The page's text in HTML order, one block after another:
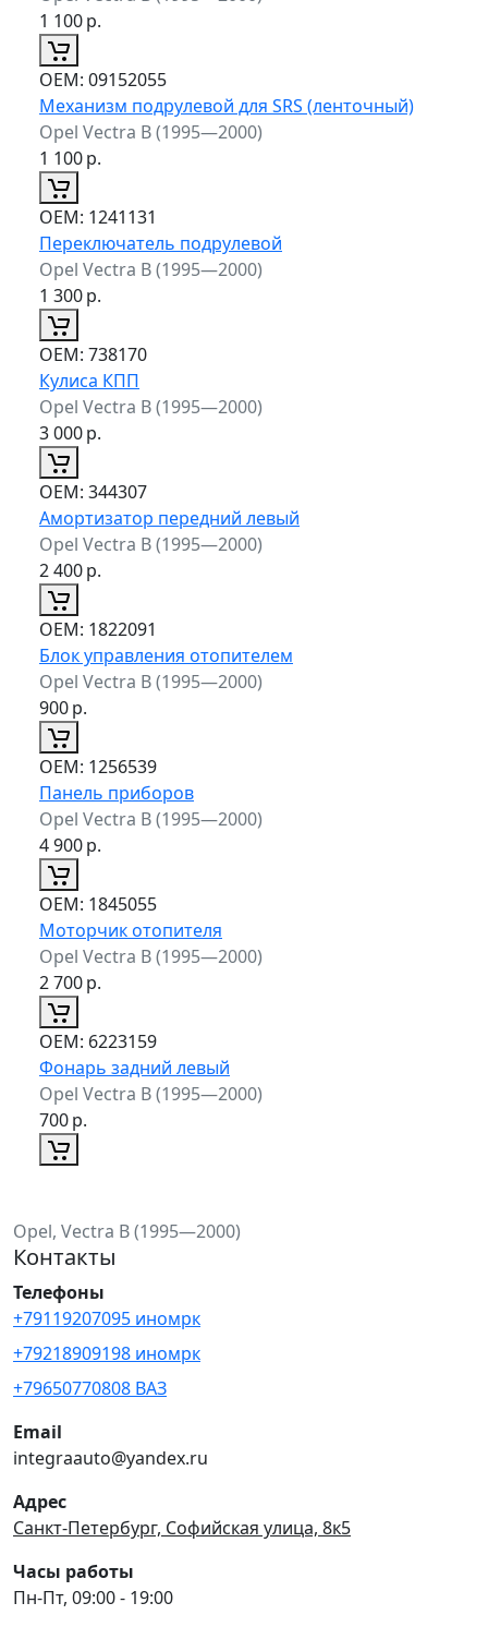
1 100р.
ОЕМ: 09152055
Механизм подрулевой для SRS (ленточный)
Opel Vectra B (1995—2000)
1 100р.
ОЕМ: 1241131
Переключатель подрулевой
Opel Vectra B (1995—2000)
1 300р.
ОЕМ: 738170
Кулиса КПП
Opel Vectra B (1995—2000)
3 000р.
ОЕМ: 344307
Амортизатор передний левый
Opel Vectra B (1995—2000)
2 400р.
ОЕМ: 1822091
Блок управления отопителем
Opel Vectra B (1995—2000)
900р.
ОЕМ: 1256539
Панель приборов
Opel Vectra B (1995—2000)
4 900р.
ОЕМ: 1845055
Моторчик отопителя
Opel Vectra B (1995—2000)
2 700р.
ОЕМ: 6223159
Фонарь задний левый
Opel Vectra B (1995—2000)
700р.
Opel, Vectra B (1995—2000)
Контакты
Телефоны
+79119207095 иномрк
+79218909198 иномрк
+79650770808 ВАЗ
Email
integraauto@yandex.ru
Адрес
Санкт-Петербург, Софийская улица, 8к5
Часы работы
Пн-Пт, 09:00 - 19:00